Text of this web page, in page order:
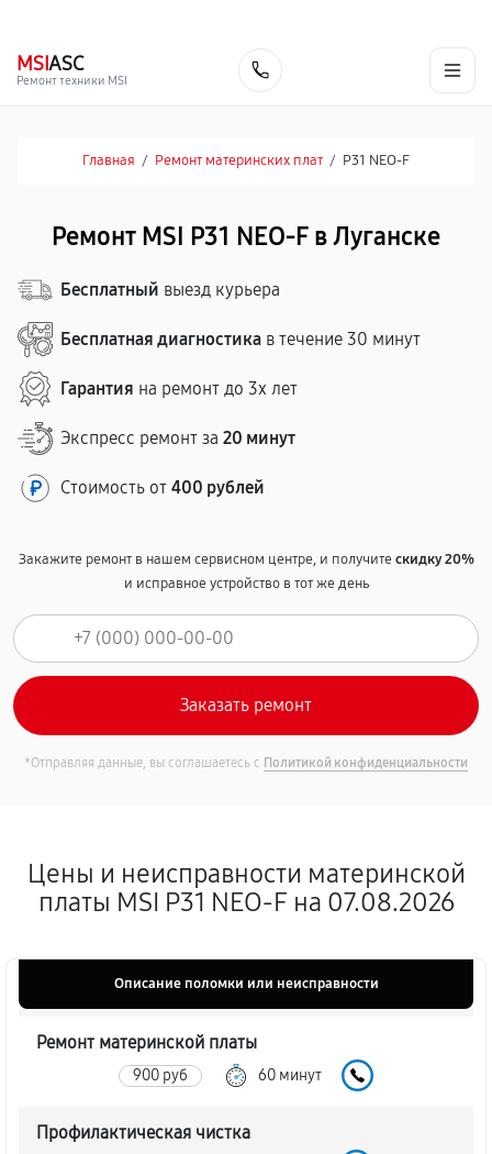
MSIASC
Ремонт техники MSI
Главная / Ремонт материнских плат / P31 NEO-F
Ремонт MSI P31 NEO-F в Луганске
Бесплатный выезд курьера
Бесплатная диагностика в течение 30 минут
Гарантия на ремонт до 3х лет
Экспресс ремонт за 20 минут
Стоимость от 400 рублей
Закажите ремонт в нашем сервисном центре, и получитескидку 20%
и исправное устройство в тот же день
*Отправляя данные, вы соглашаетесь с Политикой конфиденциальности
Цены и неисправности материнской
платы MSI P31 NEO-F на 07.08.2026
Описание поломки или неисправности
Ремонт материнской платы
900 руб 60 минут
Профилактическая чистка